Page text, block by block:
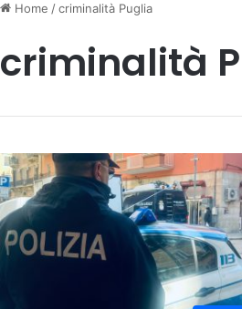
Home /criminalità Puglia
criminalità